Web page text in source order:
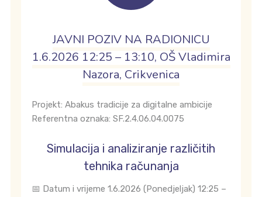
JAVNI POZIV NA RADIONICU
1.6.2026 12:25 – 13:10, OŠ Vladimira
Nazora, Crikvenica
Projekt: Abakus tradicije za digitalne ambicije
Referentna oznaka: SF.2.4.06.04.0075
Simulacija i analiziranje različitih
tehnika računanja
📅 Datum i vrijeme 1.6.2026 (Ponedjeljak) 12:25 –